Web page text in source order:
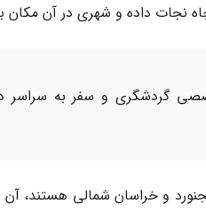
نجات داده و شهری در آن مکان
گردشگری و سفر به سراسر
و خراسان شمالی هستند،